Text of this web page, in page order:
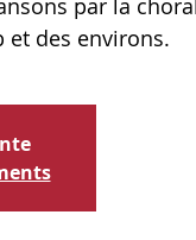
et des environs.